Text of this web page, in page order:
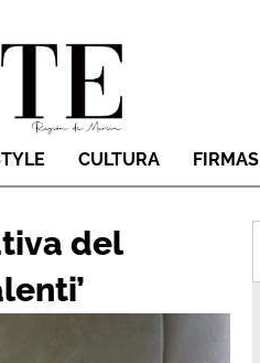
CULTURA FIRMAS
del